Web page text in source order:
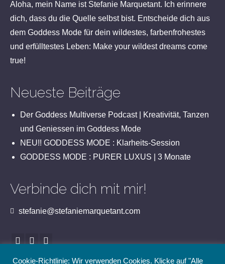
Aloha, mein Name ist Stefanie Marquetant. Ich erinnere
dich, dass du die Quelle selbst bist. Entscheide dich aus
dem Goddess Mode für dein wildestes, farbenfrohestes
und erfülltestes Leben: Make your wildest dreams come
true!
Neueste Beiträge
Der Goddess Multiverse Podcast | Kreativität, Tanzen
und Geniessen im Goddess Mode
NEU!! GODDESS MODE : Klarheits-Session
GODDESS MODE : PURER LUXUS | 3 Monate
Verbinde dich mit mir!
stefanie@stefaniemarquetant.com
Cookie-Richtlinie: Wir verwenden Cookies. Klicke auf "Alle